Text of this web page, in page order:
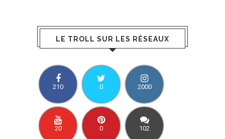
LE TROLL SUR LES RÉSEAUX
210 0 2000
20 0 102